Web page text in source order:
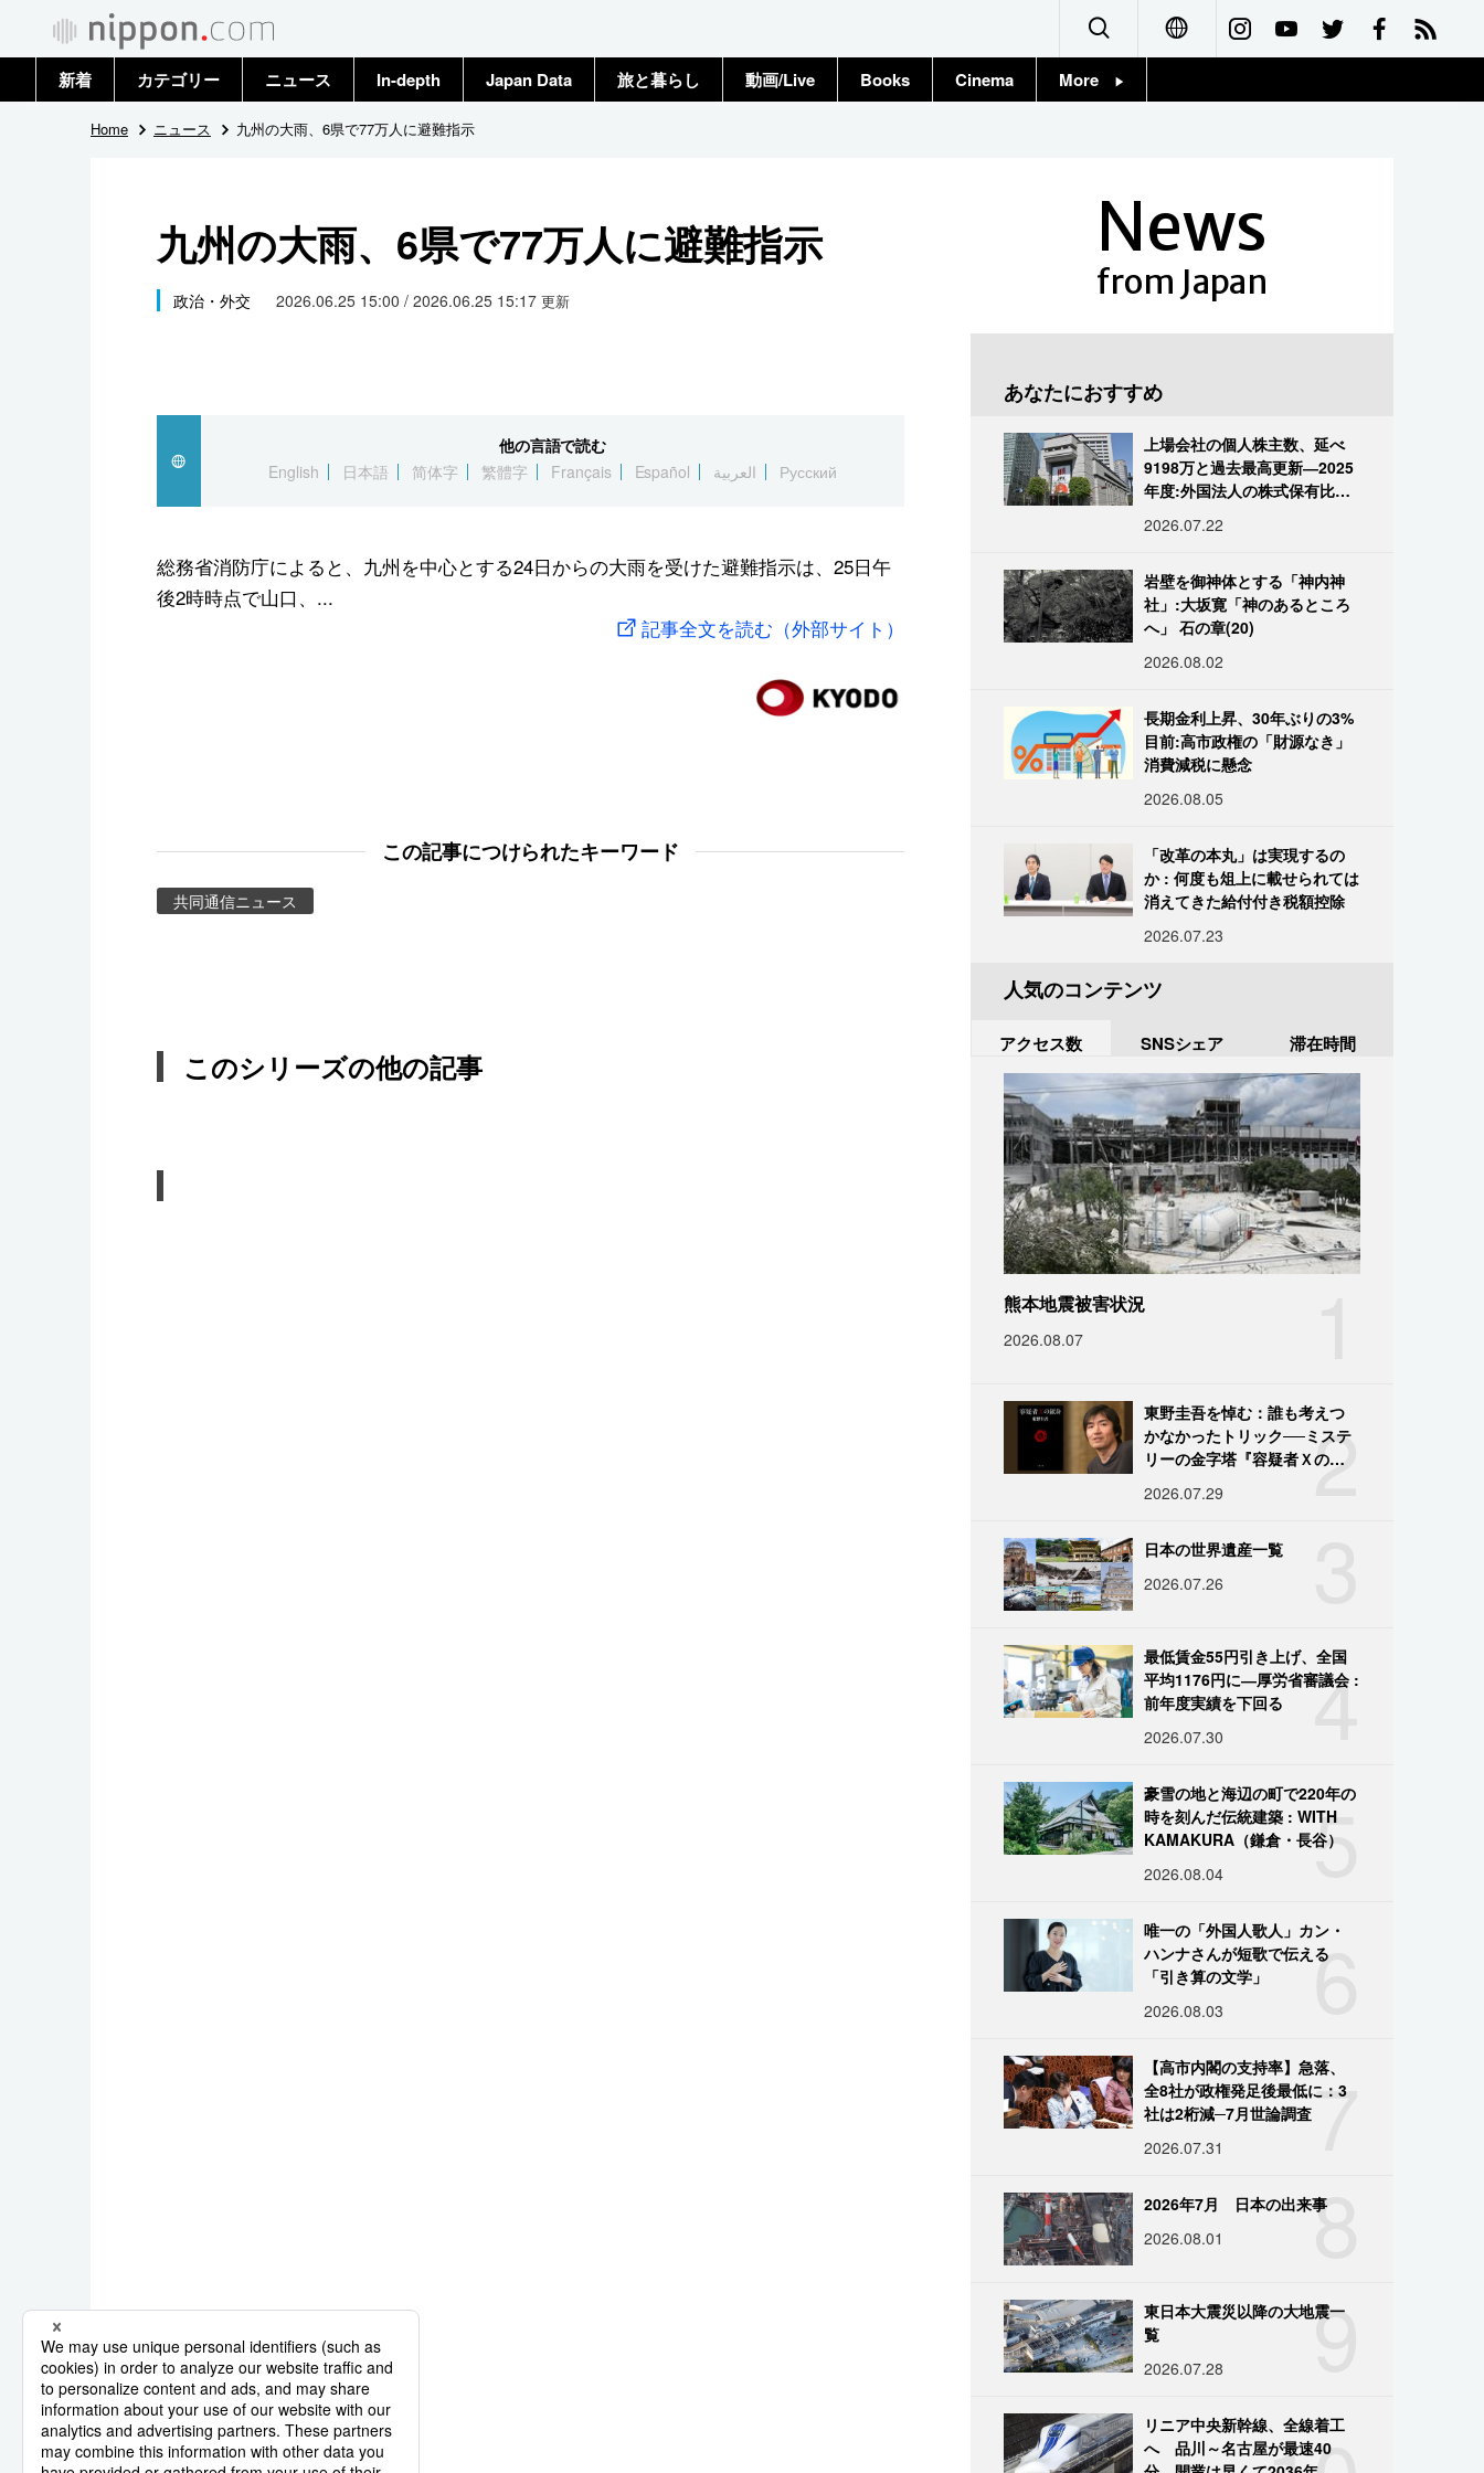
Français
新着 カテゴリー
政治・外交
国際
科学・技術
暮らし
ニュース
トップ
In-depth Japan Data 旅と暮らし 動画/Live Books Cinema More
Home ニュース 九州の大雨、6県で77万人に避難指示
九州の大雨、6県で77万人に避難指示
政治・外交 2026.06.25 15:00 / 2026.06.25 15:17 更新
他の言語で読む
English
日本語 简体字 繁體字 Français Español العربية Русский
総務省消防庁によると、九州を中心とする24日からの大雨を受けた避難指示は、25日午
後2時時点で山口、...
記事全文を読む（外部サイト）
この記事につけられたキーワード
共同通信ニュース
このシリーズの他の記事
News
from Japan
あなたにおすすめ
上場会社の個人株主数、延べ
9198万と過去最高更新―2025
年度:外国法人の株式保有比率
2026.07.22
岩壁を御神体とする「神内神
社」:大坂寛「神のあるところ
へ」 石の章(20)
2026.08.02
長期金利上昇、30年ぶりの3%
目前:高市政権の「財源なき」
消費減税に懸念
2026.08.05
「改革の本丸」は実現するの
か : 何度も俎上に載せられては
消えてきた給付付き税額控除
2026.07.23
人気のコンテンツ
アクセス数 SNSシェア 滞在時間
熊本地震被害状況
2026.08.07
2
東野圭吾を悼む：誰も考えつ
かなかったトリック──ミステ
リーの金字塔『容疑者Ｘの献
2026.07.29
日本の世界遺産一覧
2026.07.26
4
最低賃金55円引き上げ、全国
平均1176円に―厚労省審議会 :
前年度実績を下回る
2026.07.30
5
豪雪の地と海辺の町で220年の
時を刻んだ伝統建築 : WITH
KAMAKURA（鎌倉・長谷）
2026.08.04
6
唯一の「外国人歌人」カン・
ハンナさんが短歌で伝える
「引き算の文学」
2026.08.03
7
【高市内閣の支持率】急落、
全8社が政権発足後最低に：3
社は2桁減─7月世論調査
2026.07.31
8
2026年7月 日本の出来事
2026.08.01
9
東日本大震災以降の大地震一
覧
2026.07.28
リニア中央新幹線、全線着工
へ 品川～名古屋が最速40